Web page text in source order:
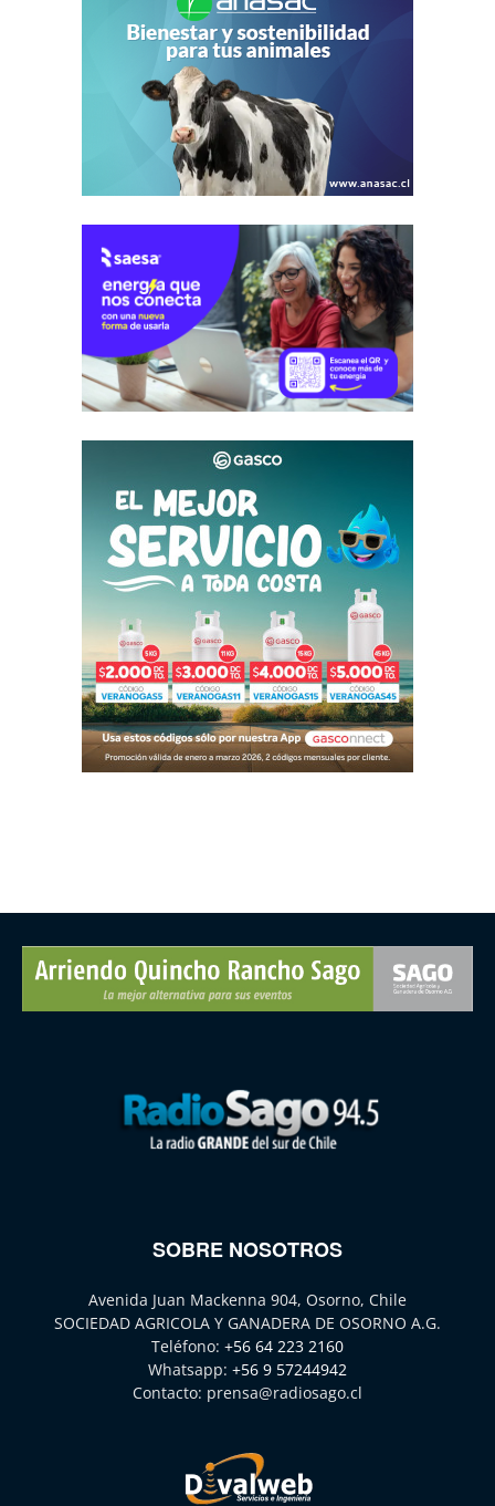
SOBRE NOSOTROS
Avenida Juan Mackenna 904, Osorno, Chile
SOCIEDAD AGRICOLA Y GANADERA DE OSORNO A.G.
Teléfono: +56 64 223 2160
Whatsapp: +56 9 57244942
Contacto: prensa@radiosago.cl